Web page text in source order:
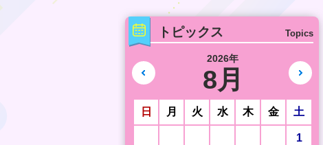
トピックス Topics
2026年
8月
日 月 火 水 木 金 土
1
前の月へ